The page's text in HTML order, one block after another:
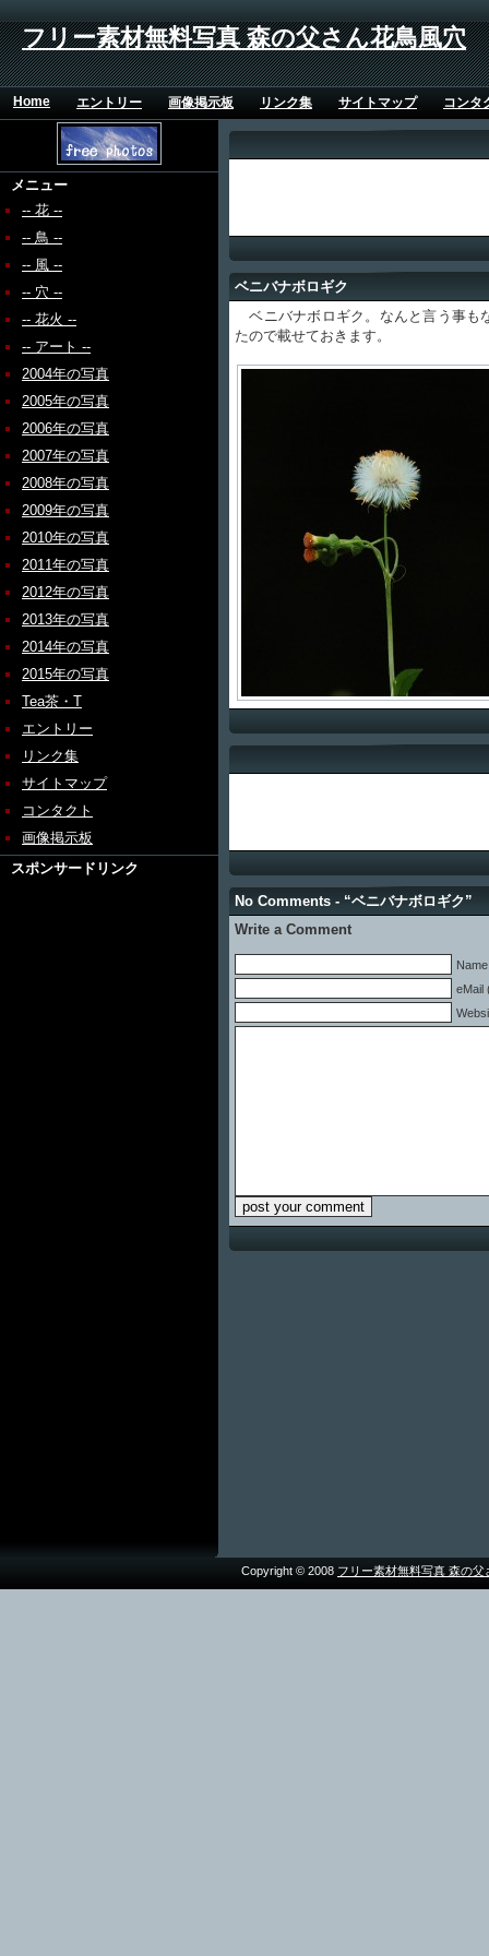
フリー素材無料写真 森の父さん花鳥風穴
Home エントリー 画像掲示板 リンク集 サイトマップ コンタ
メニュー
-- 花 --
-- 鳥 --
-- 風 --
-- 穴 --
-- 花火 --
-- アート --
2004年の写真
2005年の写真
2006年の写真
2007年の写真
2008年の写真
2009年の写真
2010年の写真
2011年の写真
2012年の写真
2013年の写真
2014年の写真
2015年の写真
Tea茶・T
エントリー
リンク集
サイトマップ
コンタクト
画像掲示板
スポンサードリンク
ベニバナボロギク
ベニバナボロギク。なんと言う事も
たので載せておきます。
No Comments - “ベニバナボロギク”
Write a Comment
eMail
Copyright © 2008 フリー素材無料写真 森の父